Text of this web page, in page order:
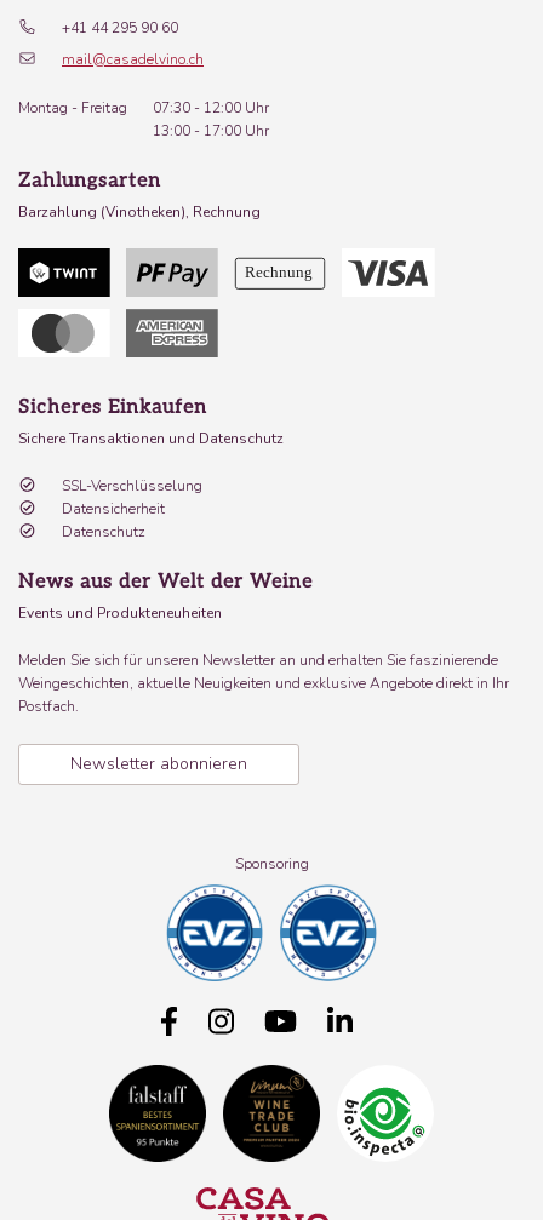
+41 44 295 90 60
mail@casadelvino.ch
Montag - Freitag
07:30 - 12:00 Uhr
13:00 - 17:00 Uhr
Zahlungsarten
Barzahlung (Vinotheken), Rechnung
Sicheres Einkaufen
Sichere Transaktionen und Datenschutz
SSL-Verschlüsselung
Datensicherheit
Datenschutz
News aus der Welt der Weine
Events und Produkteneuheiten
Melden Sie sich für unseren Newsletter an und erhalten Sie faszinierende
Weingeschichten, aktuelle Neuigkeiten und exklusive Angebote direkt in Ihr
Postfach.
Newsletter abonnieren
Sponsoring